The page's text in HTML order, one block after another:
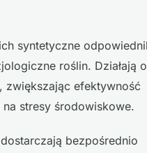
syntetyczne
roślin. Działają
zwiększając efektywność
stresy środowiskowe.
bezpośrednio